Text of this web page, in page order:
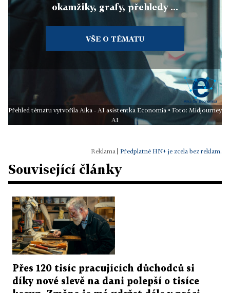
okamžiky, grafy, přehledy ...
VŠE O TÉMATU
Přehled tématu vytvořila Aika - AI asistentka Economia • Foto: Midjourney
AI
Předplatné HN+ je zcela bez reklam.
Související články
Přes 120 tisíc pracujících důchodců si
díky nové slevě na dani polepší o tisíce